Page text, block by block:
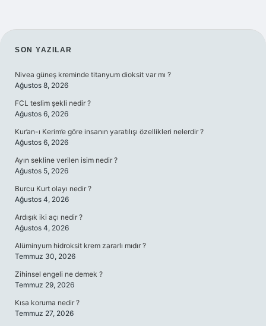
SIDEBAR
SON YAZILAR
Nivea güneş kreminde titanyum dioksit var mı ?
Ağustos 8, 2026
FCL teslim şekli nedir ?
Ağustos 6, 2026
Kur’an-ı Kerim’e göre insanın yaratılışı özellikleri nelerdir ?
Ağustos 6, 2026
Ayın sekline verilen isim nedir ?
Ağustos 5, 2026
Burcu Kurt olayı nedir ?
Ağustos 4, 2026
Ardışık iki açı nedir ?
Ağustos 4, 2026
Alüminyum hidroksit krem zararlı mıdır ?
Temmuz 30, 2026
Zihinsel engeli ne demek ?
Temmuz 29, 2026
Kısa koruma nedir ?
Temmuz 27, 2026